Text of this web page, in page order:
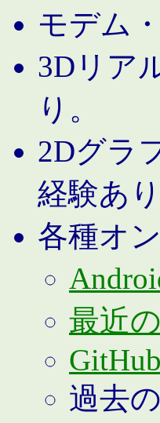
モデム
3Dリア
り。
2Dグラ
経験あり
各種オ
最近
GitHub
過去